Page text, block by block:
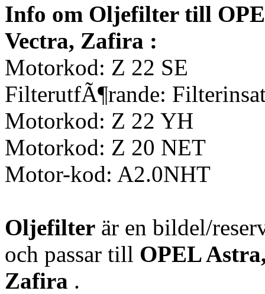
Info om Oljefilter till
Vectra, Zafira :
Motorkod: Z 22 SE
FilterutfÃ¶rande:
Motorkod: Z 22 YH
Motorkod: Z 20 NET
Motor-kod: A2.0NHT
Oljefilter är en bildel/
och passar till OPEL
Zafira .